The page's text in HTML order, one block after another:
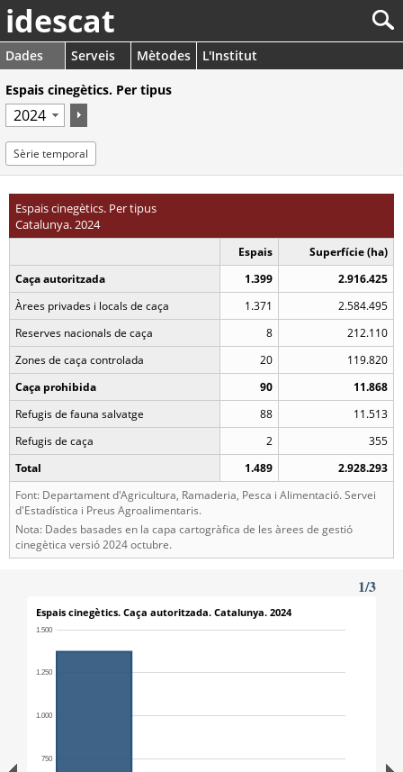
idescat
Dades Serveis Mètodes
L'Institut
Espais cinegètics. Per tipus
Sèrie temporal
Espais cinegètics. Per tipus
Catalunya. 2024
Espais
Superfície (ha)
Caça autoritzada
1.399
2.916.425
Àrees privades i locals de caça
1.371
2.584.495
Reserves nacionals de caça
8
212.110
Zones de caça controlada
20
119.820
Caça prohibida
90
11.868
Refugis de fauna salvatge
88
11.513
Refugis de caça
2
355
Total
1.489
2.928.293
Font: Departament d'Agricultura, Ramaderia, Pesca i Alimentació. Servei
d'Estadística i Preus Agroalimentaris.
Nota: Dades basades en la capa cartogràfica de les àrees de gestió
cinegètica versió 2024 octubre.